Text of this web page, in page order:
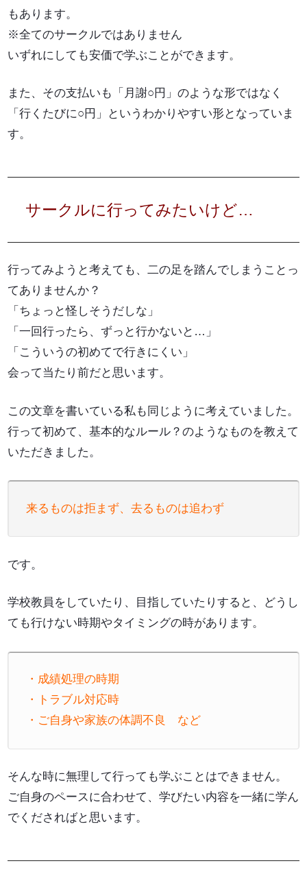
もあります。
※全てのサークルではありません
いずれにしても安価で学ぶことができます。
また、その支払いも「月謝○円」のような形ではなく
「行くたびに○円」というわかりやすい形となっていま
す。
サークルに行ってみたいけど…
行ってみようと考えても、二の足を踏んでしまうことっ
てありませんか？
「ちょっと怪しそうだしな」
「一回行ったら、ずっと行かないと…」
「こういうの初めてで行きにくい」
会って当たり前だと思います。
この文章を書いている私も同じように考えていました。
行って初めて、基本的なルール？のようなものを教えて
いただきました。
来るものは拒まず、去るものは追わず
です。
学校教員をしていたり、目指していたりすると、どうし
ても行けない時期やタイミングの時があります。
・成績処理の時期
・トラブル対応時
・ご自身や家族の体調不良 など
そんな時に無理して行っても学ぶことはできません。
ご自身のペースに合わせて、学びたい内容を一緒に学ん
でくださればと思います。